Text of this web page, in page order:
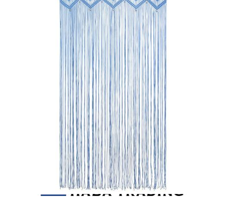
Сподели Tweet